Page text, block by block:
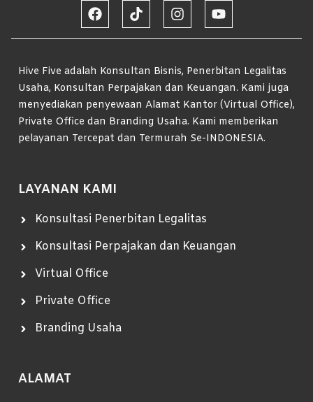
Hive Five adalah Konsultan Bisnis, Penerbitan Legalitas
Usaha, Konsultan Perpajakan dan Keuangan. Kami juga
menyediakan penyewaan Alamat Kantor (Virtual Office),
Private Office dan Branding Usaha. Kami memberikan
pelayanan Tercepat dan Termurah Se-INDONESIA.
LAYANAN KAMI
Konsultasi Penerbitan Legalitas
Konsultasi Perpajakan dan Keuangan
Virtual Office
Private Office
Branding Usaha
ALAMAT